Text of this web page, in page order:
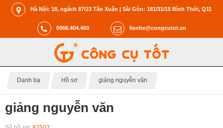
Hà Nội: 18, ngách 87/23 Tân Xuân | Sài Gòn: 181/31/15 Bình Thới, Q11
0966.404.460 lienhe@congcutot.vn
Danh bạ Hồ sơ giảng nguyễn văn
giảng nguyễn văn